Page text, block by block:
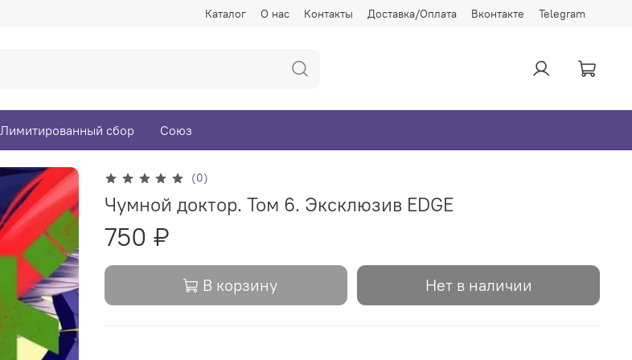
Каталог О нас Контакты Доставка/Оплата Вконтакте Telegram
Лимитированный сбор Союз
(0)
Чумной доктор. Том 6. Эксклюзив EDGE
750 ₽
В корзину Нет в наличии